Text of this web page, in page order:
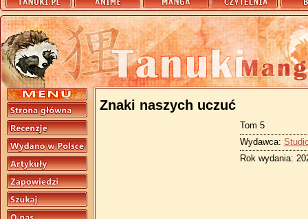
Znaki naszych uczuć
Tom 5
Wydawca:
Rok wydania: